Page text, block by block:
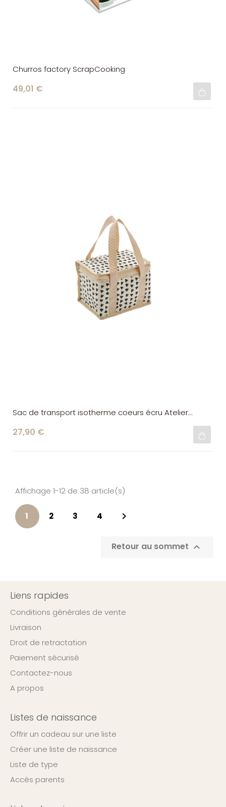
Churros factory ScrapCooking
49,01 €
Sac de transport isotherme coeurs écru Atelier
27,90 €
Affichage 1-12 de 38 article(s)
1 2 3 4 
Retour au sommet 
Liens rapides
Conditions générales de vente
Livraison
Droit de retractation
Paiement sécurisé
Contactez-nous
A propos
Listes de naissance
Offrir un cadeau sur une liste
Créer une liste de naissance
Liste de type
Accès parents